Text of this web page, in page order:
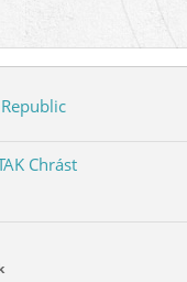
Chrást